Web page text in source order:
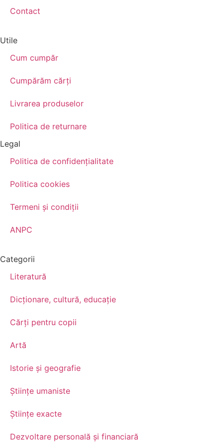
Contact
Utile
Cum cumpăr
Cumpărăm cărţi
Livrarea produselor
Politica de returnare
Legal
Politica de confidenţialitate
Politica cookies
Termeni şi condiţii
ANPC
Categorii
Literatură
Dicționare, cultură, educație
Cărți pentru copii
Artă
Istorie și geografie
Științe umaniste
Științe exacte
Dezvoltare personală şi financiară